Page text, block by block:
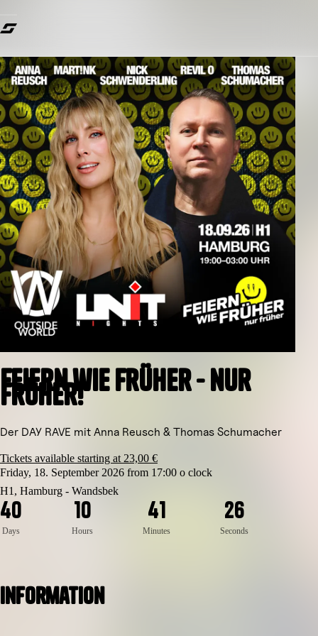
Feiern wie früher - nur
früher!
Der DAY RAVE mit Anna Reusch & Thomas Schumacher
Tickets available starting at 23,00 €
Friday, 18. September 2026 from 17:00 o clock
H1, Hamburg - Wandsbek
40
Days
10
Hours
41
Minutes
26
5
Seconds
Information